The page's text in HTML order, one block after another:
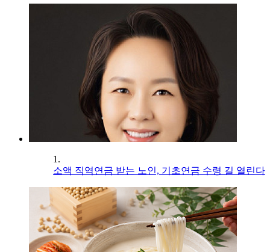
1.
소액 직역연금 받는 노인, 기초연금 수령 길 열린다